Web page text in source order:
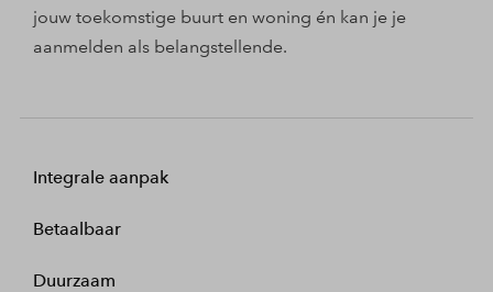
jouw toekomstige buurt en woning én kan je je
aanmelden als belangstellende.
Integrale aanpak
Betaalbaar
Duurzaam